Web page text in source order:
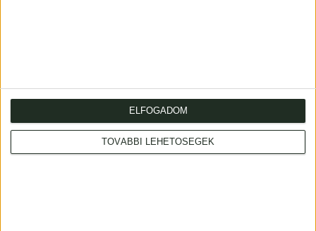
TOVÁBBI LEHETŐSÉGEK
ELFOGADOM
USTC No. 2554977